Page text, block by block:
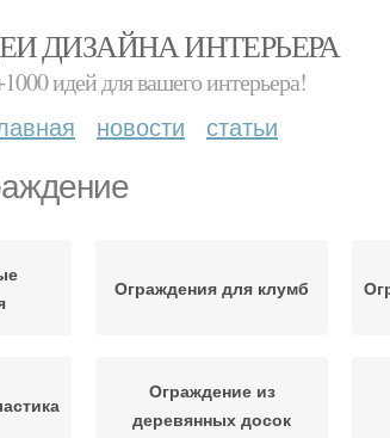
ДИЗАЙНА ИНТЕРЬЕРА
идей для вашего интерьера!
новости статьи
Ограждения для клумб
Ограждение из
деревянных досок